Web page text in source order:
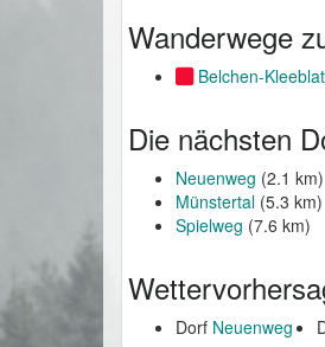
Wanderwege
Belchen-
Die nächsten
Neuenweg (2.1 km)
Münstertal (5.3 km)
Spielweg (7.6 km)
Dorf Neuenweg